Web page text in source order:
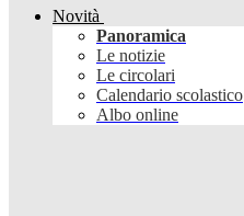
Novità
Panoramica
Le notizie
Le circolari
Calendario scolastico
Albo online